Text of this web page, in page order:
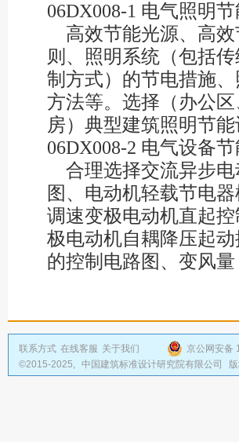
06DX008-1 电气照明
高效节能光源、高效
则、照明系统（包括
制方式）的节电措施
方法等。选择（办公
房）典型建筑照明节
06DX008-2 电气设备
合理选择交流异步电
图、电动机轻载节电
调速变极电动机直起
极电动机自耦降压起
的控制电路图、变风
联系方式 在线客服 关于我们
京公网安备
©2015-2025, 中国建筑标准设计研究院有限公司